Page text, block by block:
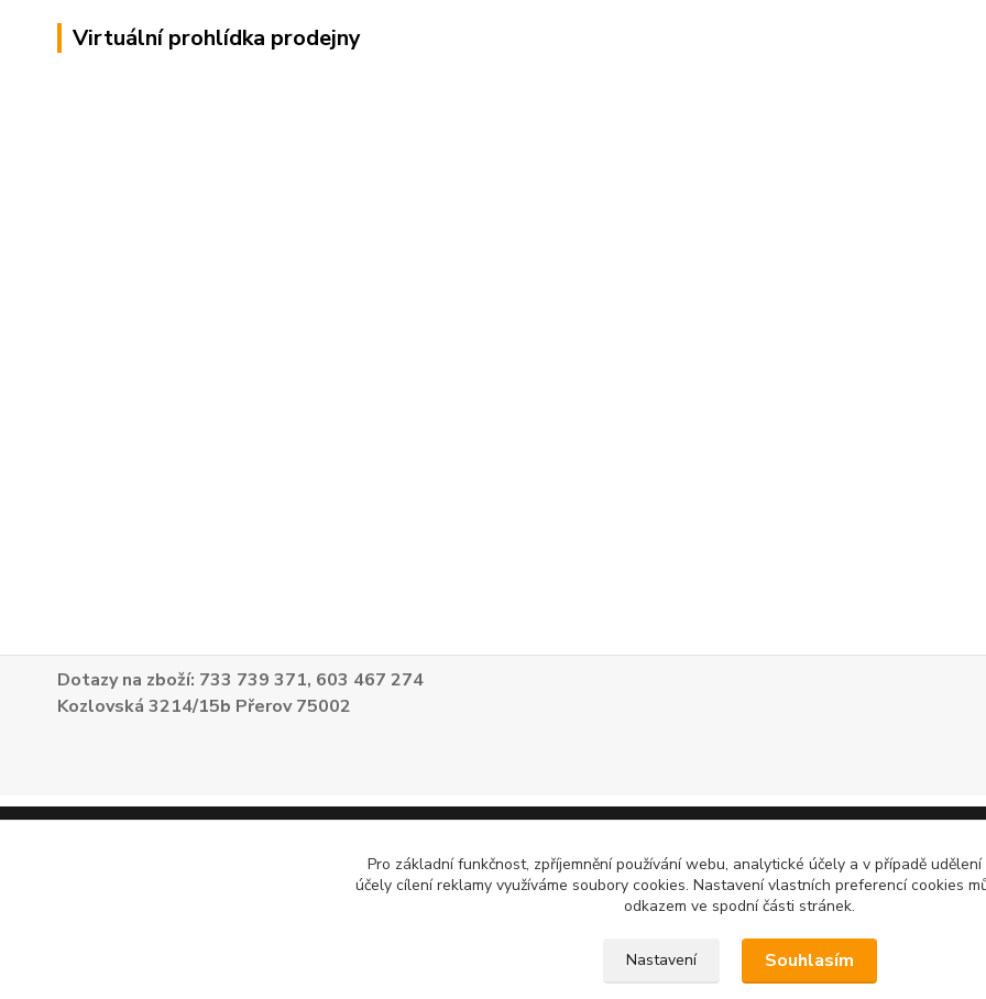
Virtuální prohlídka prodejny
Dotazy na zboží: 733 739 371, 603 467 274
Kozlovská 3214/15b Přerov 75002
Pro základní funkčnost, zpříjemnění používání webu, analytické účely a v případě
účely cílení reklamy využíváme soubory cookies. Nastavení vlastních preferencí cookies
odkazem ve spodní části stránek.
Nastavení Souhlasím